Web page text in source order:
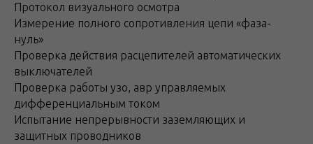
Протокол визуального осмотра
Измерение полного сопротивления цепи «фаза-
нуль»
Проверка действия расцепителей автоматических
выключателей
Проверка работы узо, авр управляемых
дифференциальным током
Испытание непрерывности заземляющих и
защитных проводников